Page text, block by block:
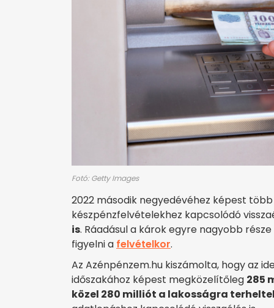
Fotó: Getty Images
2022 második negyedévéhez képest
készpénzfelvételekhez kapcsolódó
is. Ráadásul a károk egyre nagyobb
figyelni a felvételkor.
Az Azénpénzem.hu kiszámolta, hogy az
időszakához képest megközelítőleg 285
közel 280 milliót a lakosságra